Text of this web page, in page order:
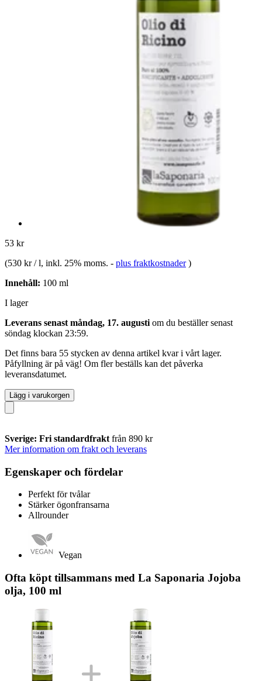
53 kr
(530 kr / l, inkl. 25% moms. - plus fraktkostnader )
Innehåll: 100 ml
I lager
Leverans senast måndag, 17. augusti om du beställer senast
söndag klockan 23:59.
Det finns bara 55 stycken av denna artikel kvar i vårt lager.
Påfyllning är på väg! Om fler beställs kan det påverka
leveransdatumet.
Lägg i varukorgen
Sverige: Fri standardfrakt från 890 kr
Mer information om frakt och leverans
Egenskaper och fördelar
Perfekt för tvålar
Stärker ögonfransarna
Allrounder
Vegan
Ofta köpt tillsammans med La Saponaria Jojoba
olja, 100 ml